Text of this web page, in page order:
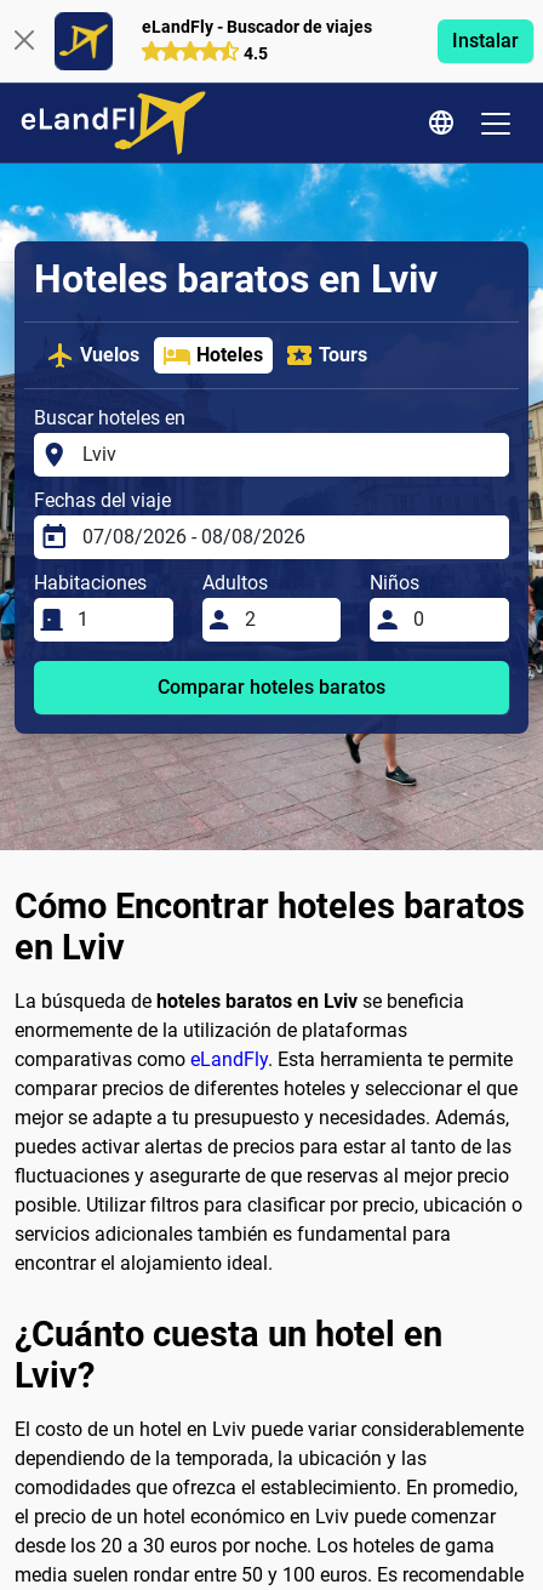
eLandFly - Buscador de viajes
4.5
Instalar
Hoteles baratos en Lviv
Vuelos Hoteles Tours
Buscar hoteles en
Fechas del viaje
Habitaciones Adultos Niños
Comparar hoteles baratos
Cómo Encontrar hoteles baratos
en Lviv
La búsqueda de hoteles baratos en Lviv se beneficia
enormemente de la utilización de plataformas
comparativas como eLandFly. Esta herramienta te permite
comparar precios de diferentes hoteles y seleccionar el que
mejor se adapte a tu presupuesto y necesidades. Además,
puedes activar alertas de precios para estar al tanto de las
fluctuaciones y asegurarte de que reservas al mejor precio
posible. Utilizar filtros para clasificar por precio, ubicación o
servicios adicionales también es fundamental para
encontrar el alojamiento ideal.
¿Cuánto cuesta un hotel en
Lviv?
El costo de un hotel en Lviv puede variar considerablemente
dependiendo de la temporada, la ubicación y las
comodidades que ofrezca el establecimiento. En promedio,
el precio de un hotel económico en Lviv puede comenzar
desde los 20 a 30 euros por noche. Los hoteles de gama
media suelen rondar entre 50 y 100 euros. Es recomendable